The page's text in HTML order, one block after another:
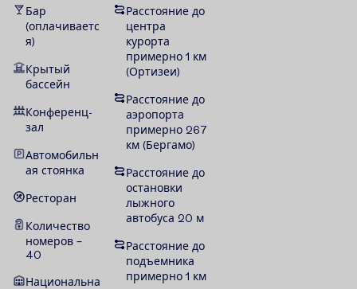
Бар
(оплачиваетс
я)
Крытый
бассейн
Конференц-
зал
Автомобильн
ая стоянка
Ресторан
Количество
номеров –
40
Национальна
Расстояние до
центра
курорта
примерно 1 км
(Ортизеи)
Расстояние до
аэропорта
примерно 267
км (Бергамо)
Расстояние до
остановки
лыжного
автобуса 20 м
Расстояние до
подъемника
примерно 1 км